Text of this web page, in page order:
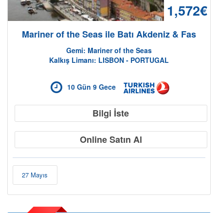
Cruise Hakkında
1,572€
Mariner of the Seas ile Batı Akdeniz & Fas
Gemi: Mariner of the Seas
Kalkış Limanı: LISBON - PORTUGAL
10 Gün 9 Gece
Bilgi İste
Online Satın Al
27 Mayıs